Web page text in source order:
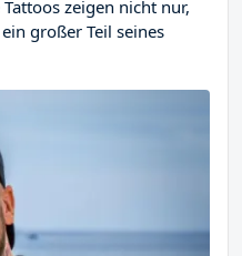
zeigen nicht nur,
großer Teil seines